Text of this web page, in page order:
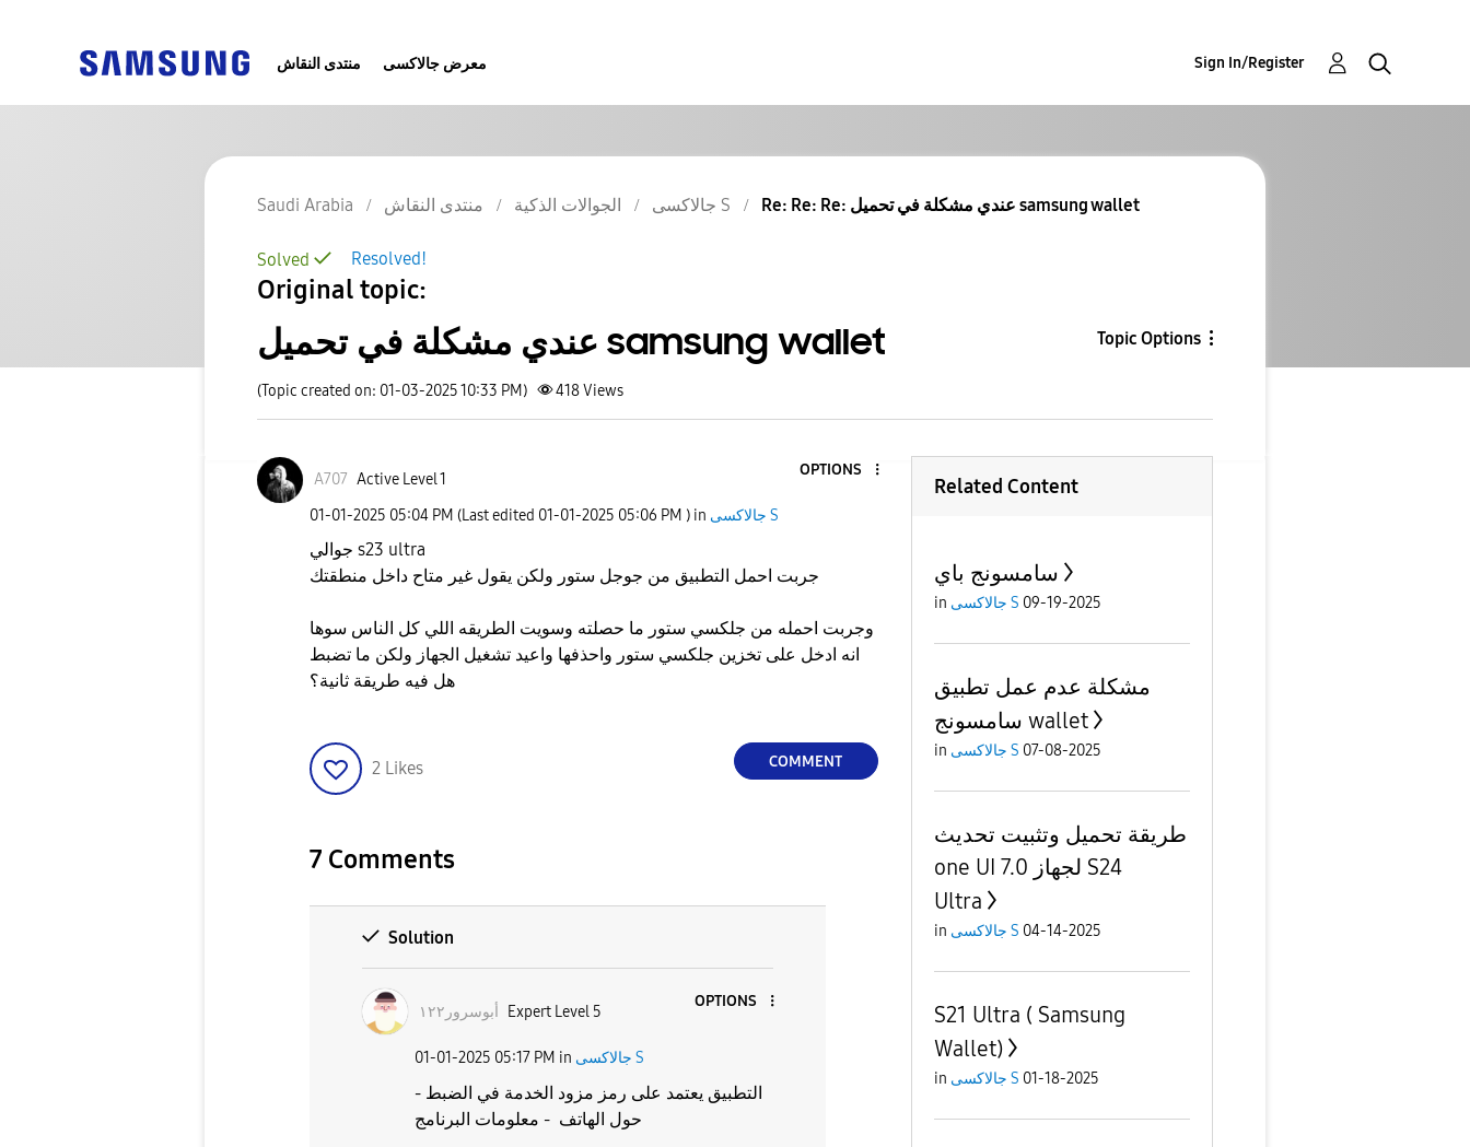
منتدى النقاش معرض جالاكسى Sign In/Register
Saudi Arabia منتدى النقاش الجوالات الذكية جالاكسى S Re: Re: Re: عندي مشكلة في تحميل samsung wallet
Resolved!
Solved
Original topic:
عندي مشكلة في تحميل samsung wallet Topic Options
(Topic created on: 01-03-2025 10:33 PM) 418Views
A707 Active Level 1
OPTIONS
‎01-01-2025 05:04 PM (Last edited ‎01-01-2025 05:06 PM ) in جالاكسى S
جوالي s23 ultra
جربت احمل التطبيق من جوجل ستور ولكن يقول غير متاح داخل منطقتك
وجربت احمله من جلكسي ستور ما حصلته وسويت الطريقه اللي كل الناس سوها
هل فيه طريقة ثانية؟
2 Likes COMMENT
7 Comments
Solution
أبوسرور١٢٢ Expert Level 5
OPTIONS
‎01-01-2025 05:17 PM in جالاكسى S
التطبيق يعتمد على رمز مزود الخدمة في الضبط -
Related Content
سامسونج باي
in جالاكسى S 09-19-2025
مشكلة عدم عمل تطبيق
سامسونج wallet
in جالاكسى S 07-08-2025
طريقة تحميل وتثبيت تحديث
one UI 7.0 لجهاز S24
Ultra
in جالاكسى S 04-14-2025
S21 Ultra ( Samsung
Wallet)
in جالاكسى S 01-18-2025